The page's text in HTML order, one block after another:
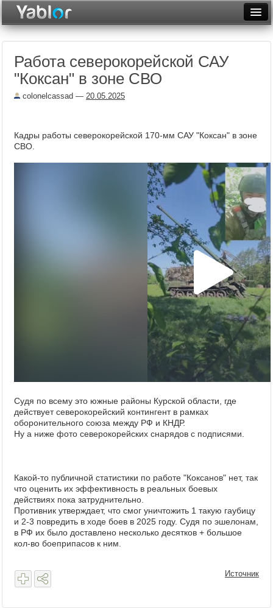
Неделя
Месяц
Архив
Видеотоп
Работа северокорейской САУ
"Коксан" в зоне СВО
colonelcassad — 20.05.2025
Кадры работы северокорейской 170-мм САУ "Коксан" в зоне
СВО.
Судя по всему это южные районы Курской области, где
действует северокорейский контингент в рамках
оборонительного союза между РФ и КНДР.
Ну а ниже фото северокорейских снарядов с подписями.
Какой-то публичной статистики по работе "Коксанов" нет, так
что оценить их эффективность в реальных боевых
действиях пока затруднительно.
Противник утверждает, что смог уничтожить 1 такую гаубицу
и 2-3 повредить в ходе боев в 2025 году. Судя по эшелонам,
в РФ их было доставлено несколько десятков + большое
кол-во боеприпасов к ним.
Источник